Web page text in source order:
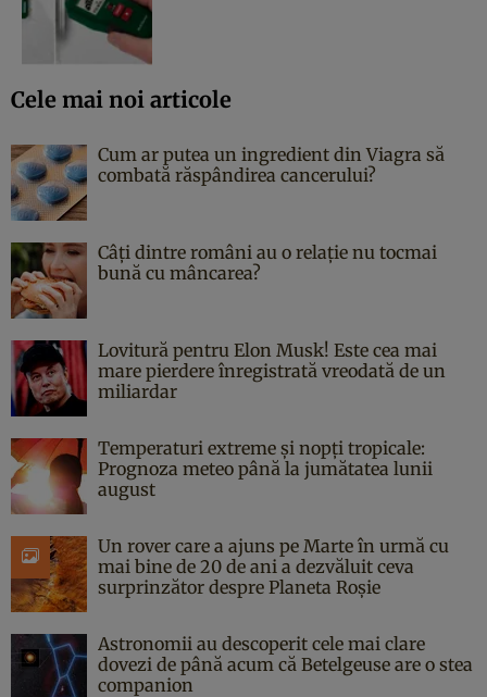
Cele mai noi articole
Cum ar putea un ingredient din Viagra să
combată răspândirea cancerului?
Câți dintre români au o relație nu tocmai
bună cu mâncarea?
Lovitură pentru Elon Musk! Este cea mai
mare pierdere înregistrată vreodată de un
miliardar
Temperaturi extreme și nopți tropicale:
Prognoza meteo până la jumătatea lunii
august
Un rover care a ajuns pe Marte în urmă cu
mai bine de 20 de ani a dezvăluit ceva
surprinzător despre Planeta Roșie
Astronomii au descoperit cele mai clare
dovezi de până acum că Betelgeuse are o stea
companion